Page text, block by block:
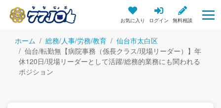
お気に入り ログイン 無料相談
ホーム 総務/人事/労務/教育
仙台市太白区
仙台/転勤無【病院事務（係長クラス/現場リーダー）】年
休120日/現場リーダーとして活躍/総務的業務にも関われる
ポジション